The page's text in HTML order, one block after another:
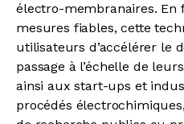
électro-membranaires. En
mesures fiables, cette
utilisateurs d’accélérer le
passage à l’échelle de
ainsi aux start-ups et
procédés